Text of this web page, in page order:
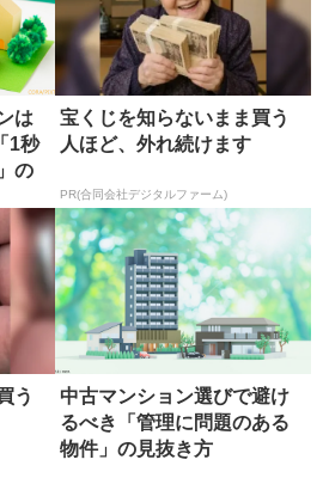
は
1秒
の
宝くじを知らないまま買う
人ほど、外れ続けます
PR(合同会社デジタルファーム)
う
中古マンション選びで避け
るべき「管理に問題のある
物件」の見抜き方